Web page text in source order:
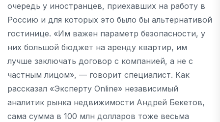
очередь у иностранцев, приехавших на работу в
Россию и для которых это было бы альтернативой
гостинице. «Им важен параметр безопасности, у
них большой бюджет на аренду квартир, им
лучше заключать договор с компанией, а не с
частным лицом», — говорит специалист. Как
рассказал «Эксперту Online» независимый
аналитик рынка недвижимости Андрей Бекетов,
сама сумма в 100 млн долларов тоже весьма